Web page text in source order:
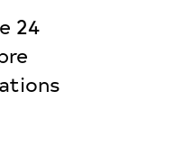
24